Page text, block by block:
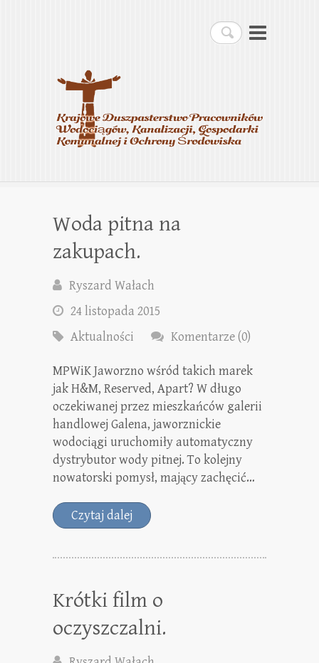
Szukaj
Krajowe Duszpasterstwo
Pracowników
Wodociągów, Kanalizacji,
Gospodarki Komunalnej i
Ochrony Środowiska
Woda pitna na
zakupach.
Ryszard Wałach
24 listopada 2015
Aktualności
Komentarze (0)
MPWiK Jaworzno wśród takich marek
jak H&M, Reserved, Apart? W długo
oczekiwanej przez mieszkańców galerii
handlowej Galena, jaworznickie
wodociągi uruchomiły automatyczny
dystrybutor wody pitnej. To kolejny
nowatorski pomysł, mający zachęcić…
Czytaj dalej
Krótki film o
oczyszczalni.